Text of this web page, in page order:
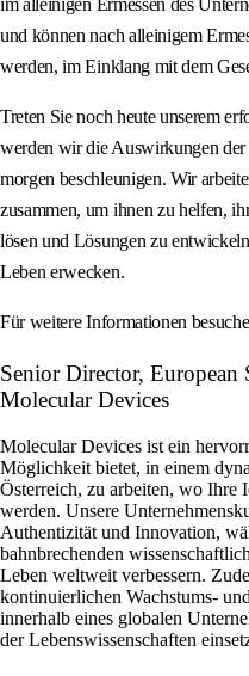
im alleinigen Ermessen des
und können nach alleinigem
werden, im Einklang mit dem
Treten Sie noch heute unserem
werden wir die Auswirkungen
morgen beschleunigen. Wir
zusammen, um ihnen zu helfen,
lösen und Lösungen zu
Leben erwecken.
Für weitere Informationen
Senior Director, European
Molecular Devices
Molecular Devices ist ein
Möglichkeit bietet, in einem
Österreich, zu arbeiten, wo Ihre
werden. Unsere
Authentizität und Innovation,
bahnbrechenden
Leben weltweit verbessern.
kontinuierlichen Wachstums-
innerhalb eines globalen
der Lebenswissenschaften